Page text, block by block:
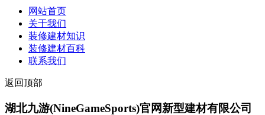
网站首页
关于我们
装修建材知识
装修建材百科
联系我们
返回顶部
湖北九游(NineGameSports)官网新型建材有限公司